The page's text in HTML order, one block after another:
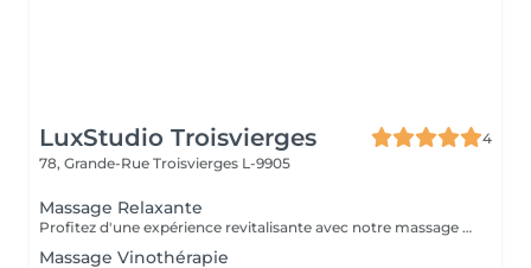
LuxStudio Troisvierges
4
78, Grande-Rue Troisvierges L-9905
Massage Relaxante
Profitez d'une expérience revitalisante avec notre massage relaxant de 40, 60 ou 90 minutes. Nos esthéticiennes utiliseront des techniques douces pour soulager les tensions musculaires, procurant une sensation de tranquillité. Le temps de préparation et d'installation de la cliente est inclus dans la période choisie, garantissant que chaque minute soit consacrée à votre bien-être. Profitez de ce moment pour rajeunir corps et esprit.
Massage Vinothérapie